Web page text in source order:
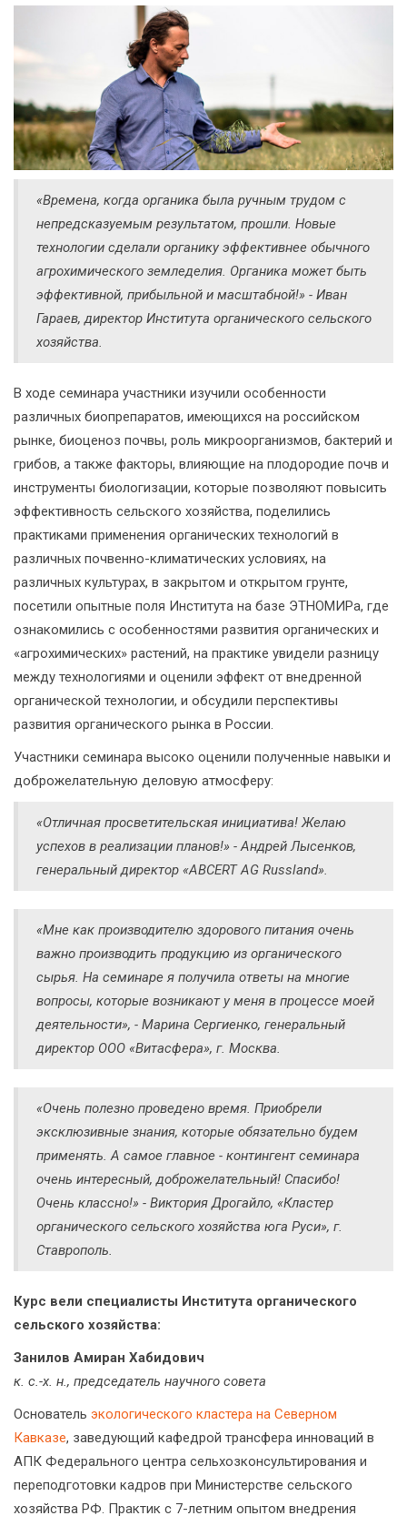
«Времена, когда органика была ручным трудом с
непредсказуемым результатом, прошли. Новые
технологии сделали органику эффективнее обычного
агрохимического земледелия. Органика может быть
эффективной, прибыльной и масштабной!» - Иван
Гараев, директор Института органического сельского
хозяйства.
В ходе семинара участники изучили особенности
различных биопрепаратов, имеющихся на российском
рынке, биоценоз почвы, роль микроорганизмов, бактерий и
грибов, а также факторы, влияющие на плодородие почв и
инструменты биологизации, которые позволяют повысить
эффективность сельского хозяйства, поделились
практиками применения органических технологий в
различных почвенно-климатических условиях, на
различных культурах, в закрытом и открытом грунте,
посетили опытные поля Института на базе ЭТНОМИРа, где
ознакомились с особенностями развития органических и
«агрохимических» растений, на практике увидели разницу
между технологиями и оценили эффект от внедренной
органической технологии, и обсудили перспективы
развития органического рынка в России.
Участники семинара высоко оценили полученные навыки и
доброжелательную деловую атмосферу:
«Отличная просветительская инициатива! Желаю
успехов в реализации планов!» - Андрей Лысенков,
генеральный директор «ABCERT AG Russland».
«Мне как производителю здорового питания очень
важно производить продукцию из органического
сырья. На семинаре я получила ответы на многие
вопросы, которые возникают у меня в процессе моей
деятельности», - Марина Сергиенко, генеральный
директор ООО «Витасфера», г. Москва.
«Очень полезно проведено время. Приобрели
эксклюзивные знания, которые обязательно будем
применять. А самое главное - контингент семинара
очень интересный, доброжелательный! Спасибо!
Очень классно!» - Виктория Дрогайло, «Кластер
органического сельского хозяйства юга Руси», г.
Ставрополь.
Курс вели специалисты Института органического
сельского хозяйства:
Занилов Амиран Хабидович
к. с.-х. н., председатель научного совета
Основатель экологического кластера на Северном
Кавказе, заведующий кафедрой трансфера инноваций в
АПК Федерального центра сельхозконсультирования и
переподготовки кадров при Министерстве сельского
хозяйства РФ. Практик с 7-летним опытом внедрения